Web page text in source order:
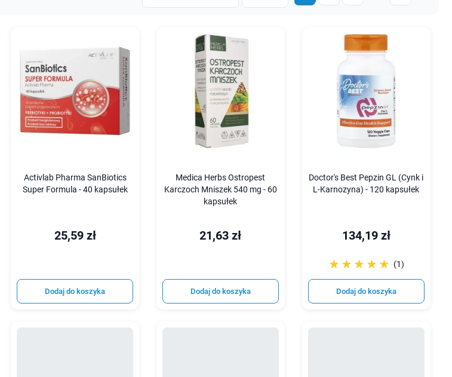
Activlab Pharma SanBiotics
Super Formula - 40 kapsułek
25,59 zł
Dodaj do koszyka
Medica Herbs Ostropest
Karczoch Mniszek 540 mg - 60
kapsułek
21,63 zł
Dodaj do koszyka
Doctor's Best Pepzin GL (Cynk i
L-Karnozyna) - 120 kapsułek
134,19 zł
☆☆☆☆☆
★★★★★ (1)
Dodaj do koszyka